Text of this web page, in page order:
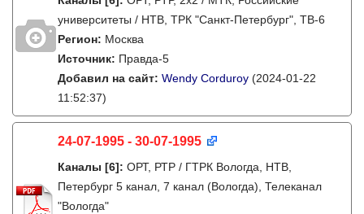
университеты / НТВ, ТРК "Санкт-Петербург", ТВ-6
Регион: Москва
Источник: Правда-5
Добавил на сайт: Wendy Corduroy (2024-01-22
11:52:37)
24-07-1995 - 30-07-1995
Каналы [6]: ОРТ, РТР / ГТРК Вологда, НТВ,
Петербург 5 канал, 7 канал (Вологда), Телеканал
"Вологда"